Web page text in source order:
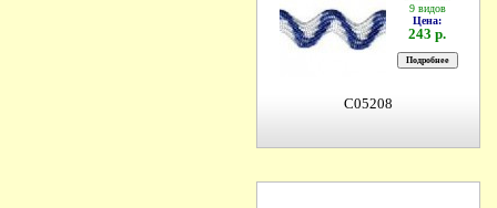
9 видов
Цена:
243 р.
C05208